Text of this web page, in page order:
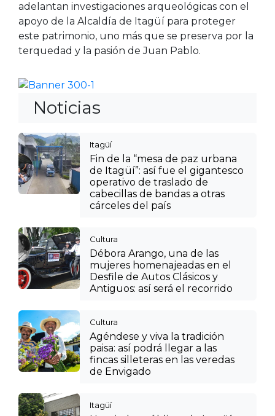
adelantan investigaciones arqueológicas con el
apoyo de la Alcaldía de Itagüí para proteger
este patrimonio, uno más que se preserva por la
terquedad y la pasión de Juan Pablo.
Noticias
Itagüí
Fin de la “mesa de paz urbana
de Itagüí”: así fue el gigantesco
operativo de traslado de
cabecillas de bandas a otras
cárceles del país
Cultura
Débora Arango, una de las
mujeres homenajeadas en el
Desfile de Autos Clásicos y
Antiguos: así será el recorrido
Cultura
Agéndese y viva la tradición
paisa: así podrá llegar a las
fincas silleteras en las veredas
de Envigado
Itagüí